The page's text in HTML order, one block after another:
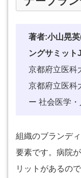
著者:小山晃
ングサミッ
京都府立医科
京都府立医科
ー 社会医学
組織のブランデ
要素です。病院
リットがあるの